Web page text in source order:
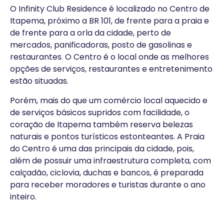
O Infinity Club Residence é localizado no Centro de
Itapema, próximo a BR 101, de frente para a praia e
de frente para a orla da cidade, perto de
mercados, panificadoras, posto de gasolinas e
restaurantes. O Centro é o local onde as melhores
opções de serviços, restaurantes e entretenimento
estão situadas.
Porém, mais do que um comércio local aquecido e
de serviços básicos supridos com facilidade, o
coração de Itapema também reserva belezas
naturais e pontos turísticos estonteantes. A Praia
do Centro é uma das principais da cidade, pois,
além de possuir uma infraestrutura completa, com
calçadão, ciclovia, duchas e bancos, é preparada
para receber moradores e turistas durante o ano
inteiro.